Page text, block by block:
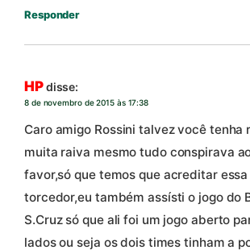
Responder
HPdisse:
8 de novembro de 2015 às 17:38
Caro amigo Rossini talvez você tenha
muita raiva mesmo tudo conspirava
favor,só que temos que acreditar
torcedor,eu também assísti o jogo do
S.Cruz só que ali foi um jogo aberto
lados ou seja os dois times tinham a